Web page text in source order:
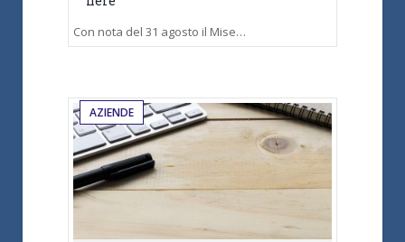
Con nota del 31 agosto il Mise…
AZIENDE